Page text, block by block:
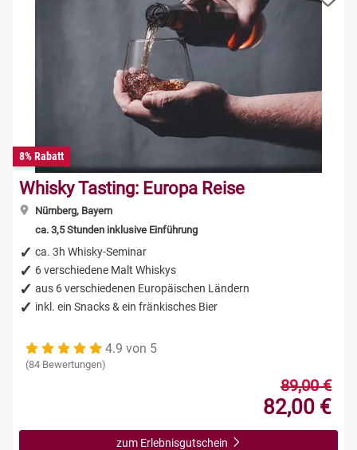
8% Rabatt
Whisky Tasting: Europa Reise
Nürnberg, Bayern
ca. 3,5 Stunden inklusive Einführung
ca. 3h Whisky-Seminar
6 verschiedene Malt Whiskys
aus 6 verschiedenen Europäischen Ländern
inkl. ein Snacks & ein fränkisches Bier
4.9 von 5
(84 Bewertungen)
89,00 €
82,00 €
zum Erlebnisgutschein